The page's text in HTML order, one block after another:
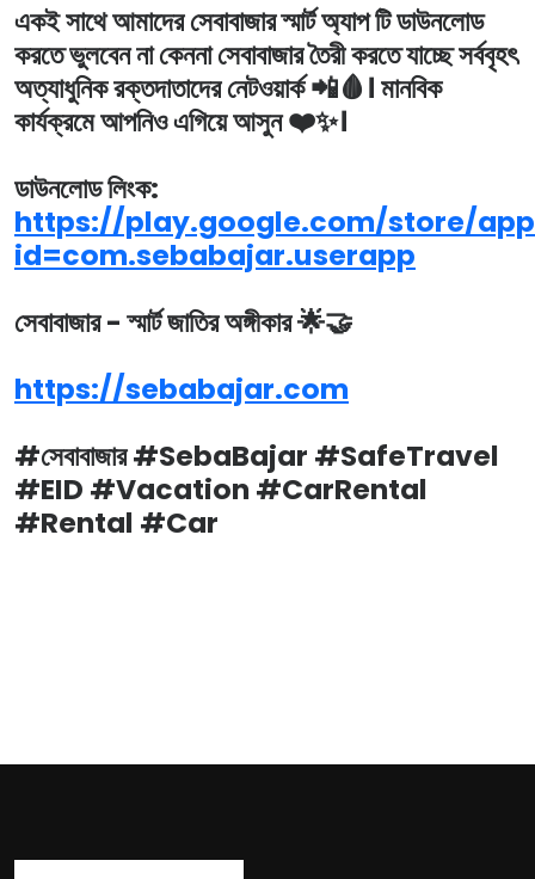
একই সাথে আমাদের সেবাবাজার স্মার্ট অ্যাপ টি ডাউনলোড
করতে ভুলবেন না কেননা সেবাবাজার তৈরী করতে যাচ্ছে সর্ববৃহৎ
অত্যাধুনিক রক্তদাতাদের নেটওয়ার্ক 📲🩸। মানবিক
কার্যক্রমে আপনিও এগিয়ে আসুন ❤️✨।
ডাউনলোড লিংক:
https://play.google.com/store/
id=com.sebabajar.userapp
সেবাবাজার - স্মার্ট জাতির অঙ্গীকার 🌟🤝
https://sebabajar.com
#সেবাবাজার #SebaBajar #SafeTravel
#EID #Vacation #CarRental
#Rental #Car